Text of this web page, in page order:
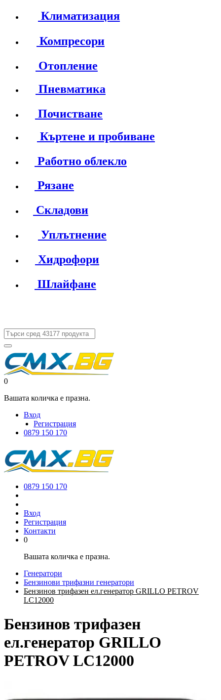
Климатизация
Компресори
Отопление
Пневматика
Почистване
Къртене и пробиване
Работно облекло
Рязане
Складови
Уплътнение
Хидрофори
Шлайфане
0
Вашата количка е празна.
Вход
Регистрация
0879 150 170
0879 150 170
Вход
Регистрация
Контакти
0
Вашата количка е празна.
Генератори
Бензинови трифазни генератори
Бензинов трифазен ел.генератор GRILLO PETROV
LC12000
Бензинов трифазен
ел.генератор GRILLO
PETROV LC12000